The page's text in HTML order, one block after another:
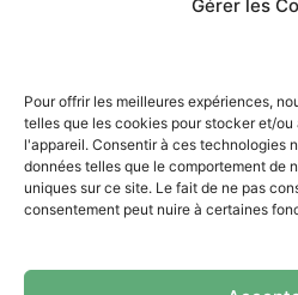
Gérer les
Pour offrir les meilleures expériences,
telles que les cookies pour stocker et/
l'appareil. Consentir à ces technologies
données telles que le comportement de
uniques sur ce site. Le fait de ne pas
consentement peut nuire à certaines
Promotion
Blogue
Nous contacter